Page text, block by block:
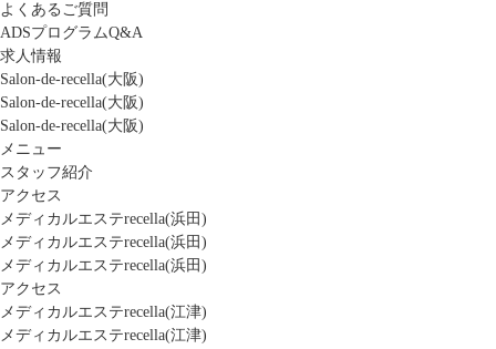
よくあるご質問
ADSプログラムQ&A
求人情報
Salon-de-recella(大阪)
Salon-de-recella(大阪)
Salon-de-recella(大阪)
メニュー
スタッフ紹介
アクセス
メディカルエステrecella(浜田)
メディカルエステrecella(浜田)
メディカルエステrecella(浜田)
アクセス
メディカルエステrecella(江津)
メディカルエステrecella(江津)